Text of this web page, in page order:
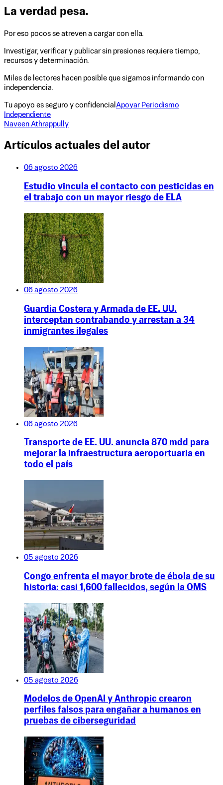
La verdad pesa.
Por eso pocos se atreven a cargar con ella.
Investigar, verificar y publicar sin presiones requiere tiempo,
recursos y determinación.
Miles de lectores hacen posible que sigamos informando con
independencia.
Tu apoyo es seguro y confidencial Apoyar Periodismo
Independiente
Naveen Athrappully
Artículos actuales del autor
06 agosto 2026
Estudio vincula el contacto con pesticidas en
el trabajo con un mayor riesgo de ELA
06 agosto 2026
Guardia Costera y Armada de EE. UU.
interceptan contrabando y arrestan a 34
inmigrantes ilegales
06 agosto 2026
Transporte de EE. UU. anuncia 870 mdd para
mejorar la infraestructura aeroportuaria en
todo el país
05 agosto 2026
Congo enfrenta el mayor brote de ébola de su
historia: casi 1,600 fallecidos, según la OMS
05 agosto 2026
Modelos de OpenAI y Anthropic crearon
perfiles falsos para engañar a humanos en
pruebas de ciberseguridad